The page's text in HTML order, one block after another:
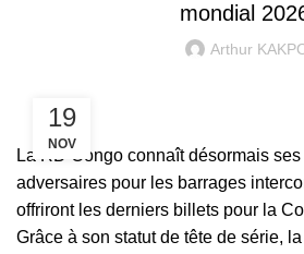
mondial
Arthur
19
NOV
La RD Congo connaît désormais
adversaires pour les barrages
offriront les derniers billets pour la
Grâce à son statut de tête de série,